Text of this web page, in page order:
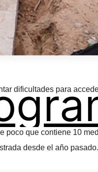
dificultades para
poco que contiene 10
desde el año pasado.